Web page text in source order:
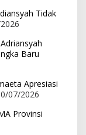
Tidak
Baru
Apresiasi
07/2026
Provinsi